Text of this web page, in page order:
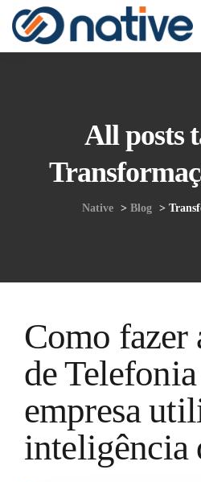
All posts
Native > Blog >
Como fazer
de
empresa
inteligência